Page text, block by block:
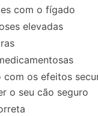
com o fígado
elevadas
com os efeitos
o seu cão seguro